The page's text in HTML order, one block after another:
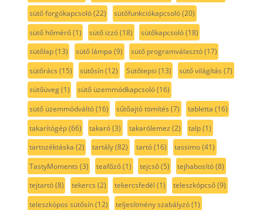
sütő forgókapcsoló(22) sütőfunkciókapcsoló(20)
sütő hőmérő(1) sütő izzó(18) sütőkapcsoló(18)
sütőlap(13) sütő lámpa (9) sütő programválasztó(17)
sütőrács (15) sütősín(12) Sütőtepsi (13) sütő világítás (7)
sütőüveg(1) sütő üzemmódkapcsoló(16)
sütő üzemmódváltó(16) sűtőajtó tömítés (7) tabletta (16)
takarítógép(66) takaró(3) takarólemez (2) talp(1)
tartozéktáska (2) tartály(82) tartó(16) tassimo(41)
TastyMoments (3) teafőző(1) tejcső(5) tejhabosító(8)
tejtartó(8) tekercs (2) tekercsfedél (1) teleszkópcső(9)
teleszkópos sütősín(12) teljesítmény szabályzó(1)